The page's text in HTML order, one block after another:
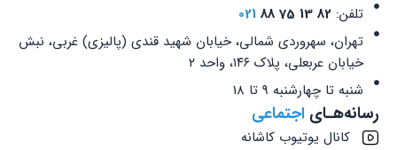
تلفن: 82 13 75 88
021
تهران، سهروردی شمالی، خیابان شهید قندی (پالیزی) غربی، نبش
خیابان عربعلی، پلاک ۱۴۶، واحد ۲
شنبه تا چهارشنبه 9 تا 18
رسانه‌هـای اجتماعی
کانال یوتیوب کاشانه